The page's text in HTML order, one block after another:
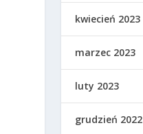
kwiecień 2023
marzec 2023
luty 2023
grudzień 2022